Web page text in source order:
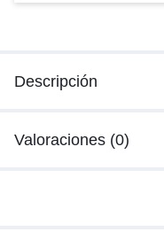
Descripción
Valoraciones (0)